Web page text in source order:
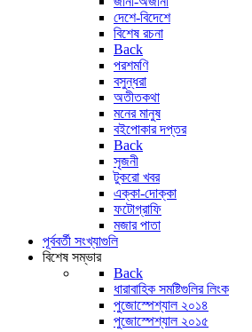
দেশে-বিদেশে
বিশেষ রচনা
Back
পরশমণি
বসুন্ধরা
অতীতকথা
মনের মানুষ
বইপোকার দপ্তর
Back
সৃজনী
টুকরো খবর
এক্কা-দোক্কা
ফটোগ্রাফি
মজার পাতা
পূর্ববর্তী সংখ্যাগুলি
বিশেষ সম্ভার
Back
ধারাবাহিক সমষ্টিগুলির লিংক
পুজোস্পেশ্যাল ২০১৪
পুজোস্পেশ্যাল ২০১৫